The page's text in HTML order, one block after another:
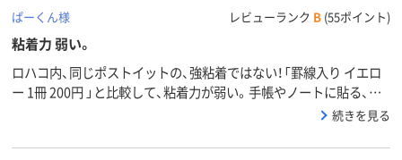
ぱーくん様
レビューランク B (55ポイント)
粘着力 弱い。
ロハコ内、同じポストイットの、強粘着ではない！「罫線入り イエロ
ー 1冊 200円 」と比較して、粘着力が弱い。手帳やノートに貼る、は
さむ、圧力かかる。なら、良いが。値段なりと思う。ただ、同じブラン
続きを見る